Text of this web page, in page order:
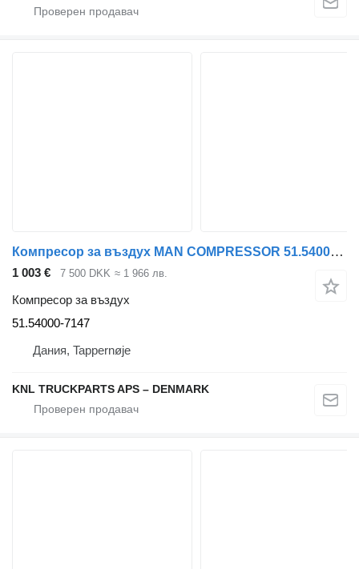
Компресор за въздух MAN COMPRESSOR 51.54000-7147 за камион
1 003 € 7 500 DKK ≈ 1 966 лв.
Компресор за въздух
51.54000-7147
Дания, Tappernøje
KNL TRUCKPARTS APS – DENMARK